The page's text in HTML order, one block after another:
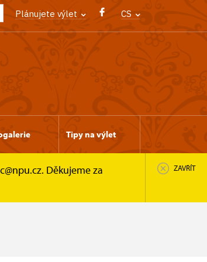
Plánujete výlet CS
Tipy na výlet
Děkujeme za
ZAVŘÍT